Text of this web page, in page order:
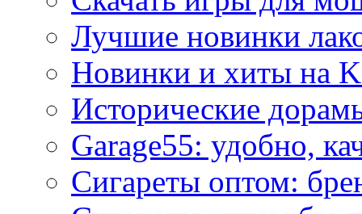
Лучшие новинки
Новинки и хиты на
Исторические
Garage55: удобно,
Сигареты оптом: